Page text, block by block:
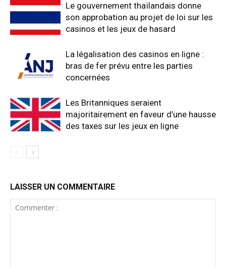
Le gouvernement thaïlandais donne
son approbation au projet de loi sur les
casinos et les jeux de hasard
La légalisation des casinos en ligne :
bras de fer prévu entre les parties
concernées
Les Britanniques seraient
majoritairement en faveur d’une hausse
des taxes sur les jeux en ligne
LAISSER UN COMMENTAIRE